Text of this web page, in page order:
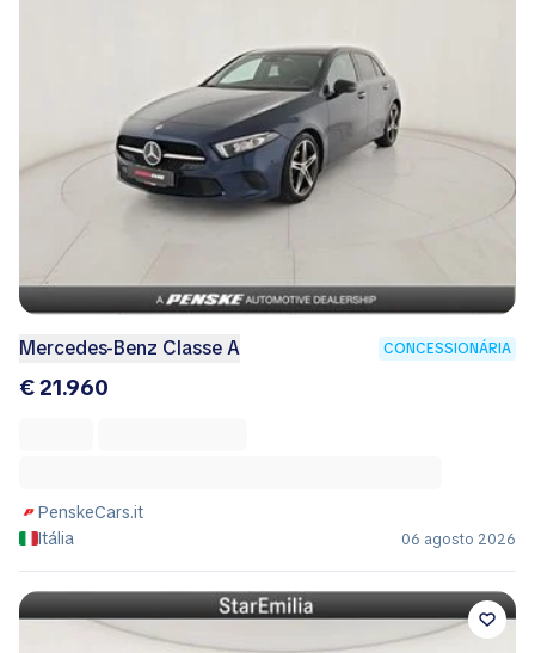
Mercedes-Benz Classe A CONCESSIONÁRIA
€ 21.960
PenskeCars.it
Itália
06 agosto 2026